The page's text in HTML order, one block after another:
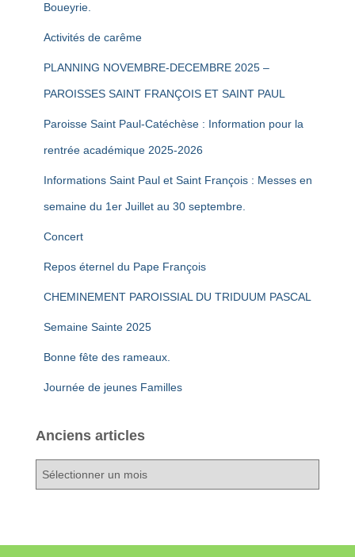
Boueyrie.
Activités de carême
PLANNING NOVEMBRE-DECEMBRE 2025 –
PAROISSES SAINT FRANÇOIS ET SAINT PAUL
Paroisse Saint Paul-Catéchèse : Information pour la
rentrée académique 2025-2026
Informations Saint Paul et Saint François : Messes en
semaine du 1er Juillet au 30 septembre.
Concert
Repos éternel du Pape François
CHEMINEMENT PAROISSIAL DU TRIDUUM PASCAL
Semaine Sainte 2025
Bonne fête des rameaux.
Journée de jeunes Familles
Anciens articles